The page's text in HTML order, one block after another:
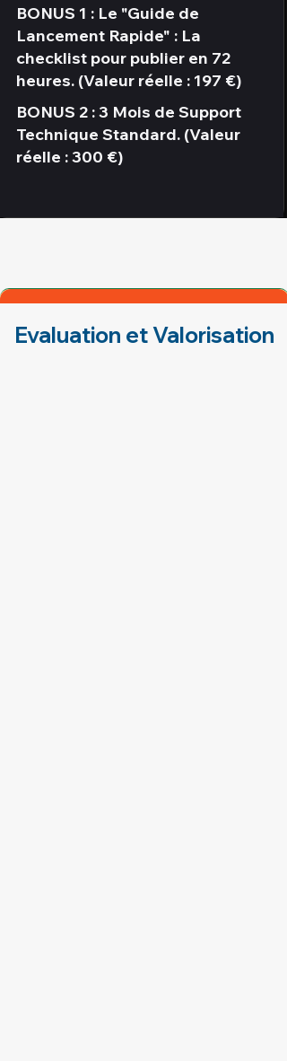
BONUS 1 : Le "Guide de
Lancement Rapide" : La
checklist pour publier en 72
heures. (Valeur réelle : 197 €)
BONUS 2 : 3 Mois de Support
Technique Standard. (Valeur
réelle : 300 €)
Evaluation et Valorisation